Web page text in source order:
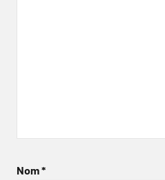
Nom*